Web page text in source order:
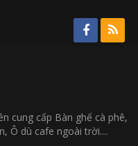
cung cấp Bàn ghế cà phê,
Ô dù cafe ngoài trời....